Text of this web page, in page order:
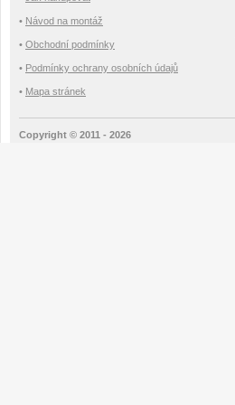
• Návod na montáž
• Obchodní podmínky
• Podmínky ochrany osobních údajů
• Mapa stránek
Copyright © 2011 - 2026